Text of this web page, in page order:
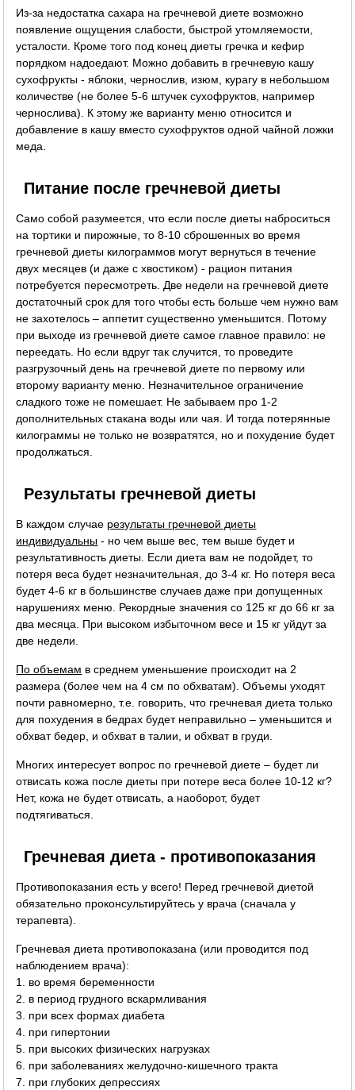
Из-за недостатка сахара на гречневой диете возможно
появление ощущения слабости, быстрой утомляемости,
усталости. Кроме того под конец диеты гречка и кефир
порядком надоедают. Можно добавить в гречневую кашу
сухофрукты - яблоки, чернослив, изюм, курагу в небольшом
количестве (не более 5-6 штучек сухофруктов, например
чернослива). К этому же варианту меню относится и
добавление в кашу вместо сухофруктов одной чайной ложки
меда.
Питание после гречневой диеты
Само собой разумеется, что если после диеты наброситься
на тортики и пирожные, то 8-10 сброшенных во время
гречневой диеты килограммов могут вернуться в течение
двух месяцев (и даже с хвостиком) - рацион питания
потребуется пересмотреть. Две недели на гречневой диете
достаточный срок для того чтобы есть больше чем нужно вам
не захотелось – аппетит существенно уменьшится. Потому
при выходе из гречневой диете самое главное правило: не
переедать. Но если вдруг так случится, то проведите
разгрузочный день на гречневой диете по первому или
второму варианту меню. Незначительное ограничение
сладкого тоже не помешает. Не забываем про 1-2
дополнительных стакана воды или чая. И тогда потерянные
килограммы не только не возвратятся, но и похудение будет
продолжаться.
Результаты гречневой диеты
В каждом случае результаты гречневой диеты
индивидуальны - но чем выше вес, тем выше будет и
результативность диеты. Если диета вам не подойдет, то
потеря веса будет незначительная, до 3-4 кг. Но потеря веса
будет 4-6 кг в большинстве случаев даже при допущенных
нарушениях меню. Рекордные значения со 125 кг до 66 кг за
два месяца. При высоком избыточном весе и 15 кг уйдут за
две недели.
По объемам в среднем уменьшение происходит на 2
размера (более чем на 4 см по обхватам). Объемы уходят
почти равномерно, т.е. говорить, что гречневая диета только
для похудения в бедрах будет неправильно – уменьшится и
обхват бедер, и обхват в талии, и обхват в груди.
Многих интересует вопрос по гречневой диете – будет ли
отвисать кожа после диеты при потере веса более 10-12 кг?
Нет, кожа не будет отвисать, а наоборот, будет
подтягиваться.
Гречневая диета - противопоказания
Противопоказания есть у всего! Перед гречневой диетой
обязательно проконсультируйтесь у врача (сначала у
терапевта).
Гречневая диета противопоказана (или проводится под
наблюдением врача):
1. во время беременности
2. в период грудного вскармливания
3. при всех формах диабета
4. при гипертонии
5. при высоких физических нагрузках
6. при заболеваниях желудочно-кишечного тракта
7. при глубоких депрессиях